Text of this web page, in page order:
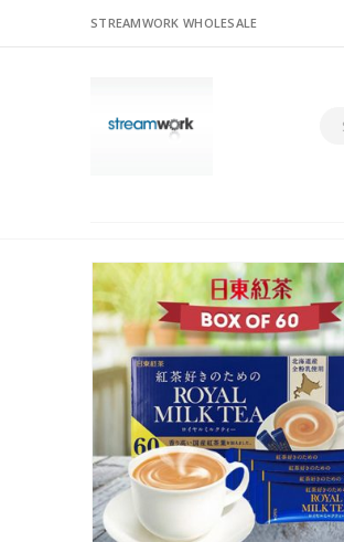
STREAMWORK WHOLESALE